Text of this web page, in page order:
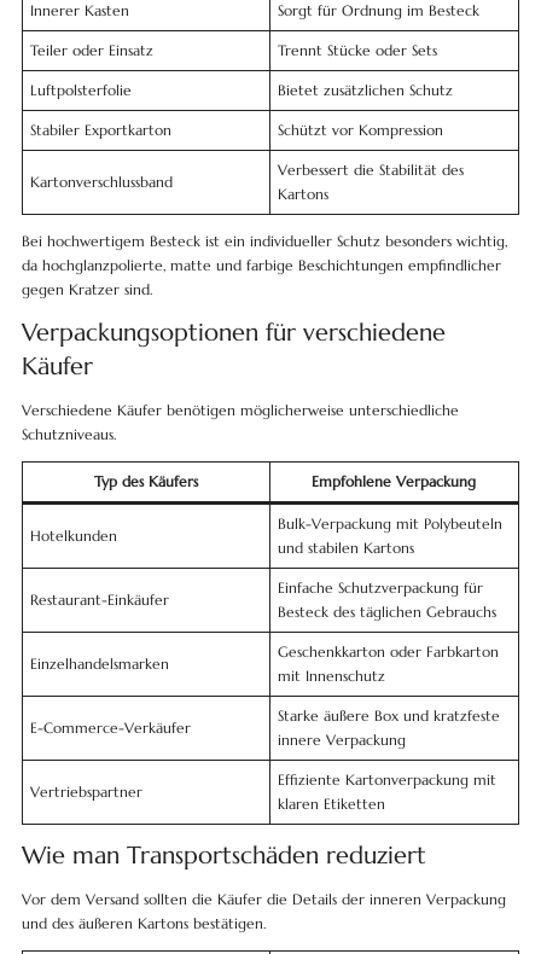
Innerer Kasten Sorgt für Ordnung im Besteck
Teiler oder Einsatz Trennt Stücke oder Sets
Luftpolsterfolie Bietet zusätzlichen Schutz
Stabiler Exportkarton Schützt vor Kompression
Kartonverschlussband
Verbessert die Stabilität des
Kartons
Bei hochwertigem Besteck ist ein individueller Schutz besonders wichtig,
da hochglanzpolierte, matte und farbige Beschichtungen empfindlicher
gegen Kratzer sind.
Verpackungsoptionen für verschiedene
Käufer
Verschiedene Käufer benötigen möglicherweise unterschiedliche
Schutzniveaus.
Typ des Käufers Empfohlene Verpackung
Hotelkunden
Bulk-Verpackung mit Polybeuteln
und stabilen Kartons
Restaurant-Einkäufer
Einfache Schutzverpackung für
Besteck des täglichen Gebrauchs
Einzelhandelsmarken
Geschenkkarton oder Farbkarton
mit Innenschutz
E-Commerce-Verkäufer
Starke äußere Box und kratzfeste
innere Verpackung
Vertriebspartner
Effiziente Kartonverpackung mit
klaren Etiketten
Wie man Transportschäden reduziert
Vor dem Versand sollten die Käufer die Details der inneren Verpackung
und des äußeren Kartons bestätigen.